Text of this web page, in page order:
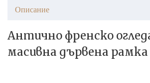
Описание
Антично френско
масивна дървена рамка